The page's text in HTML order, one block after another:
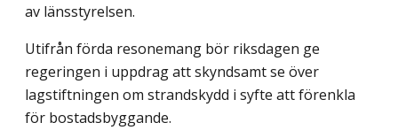
av länsstyrelsen.
Utifrån förda resonemang bör riksdagen ge
regeringen i uppdrag att skyndsamt se över
lagstiftningen om strandskydd i syfte att förenkla
för bostadsbyggande.